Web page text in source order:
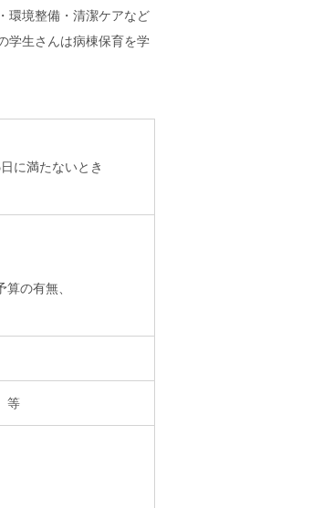
環境整備・清潔ケアなど
学生さんは病棟保育を学
に満たないとき
の有無、
等